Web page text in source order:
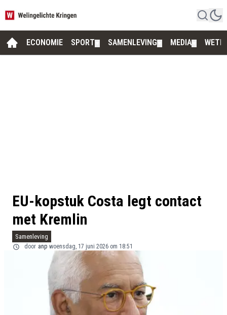
ECONOMIE SPORT SAMENLEVING MEDIA
EU-kopstuk Costa legt contact
met Kremlin
Samenleving
door anp woensdag, 17 juni 2026 om 18:51